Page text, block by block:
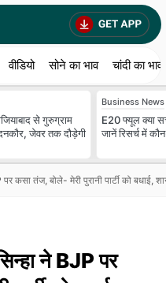
वीडियो सोने का भाव चांदी का भाव
से गुरुग्राम
जेवर तक दौड़ेगी
Business News
E20 फ्यूल क्या
जानें रिसर्च में
कसा तंज, बोले- मेरी पुरानी पार्टी को बधाई,
ने BJP पर